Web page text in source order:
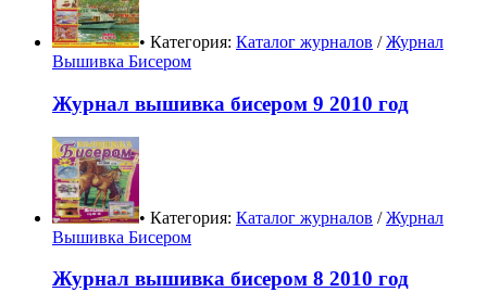
• Категория: Каталог журналов /Журнал
Вышивка Бисером
Журнал вышивка бисером 9 2010 год
• Категория: Каталог журналов /Журнал
Вышивка Бисером
Журнал вышивка бисером 8 2010 год